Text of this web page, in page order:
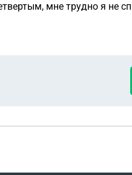
мне трудно я не